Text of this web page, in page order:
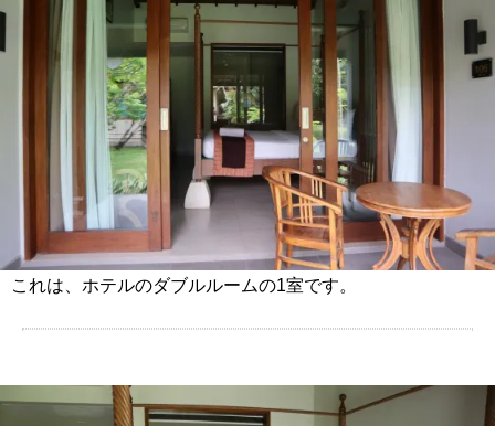
これは、ホテルのダブルルームの1室です。